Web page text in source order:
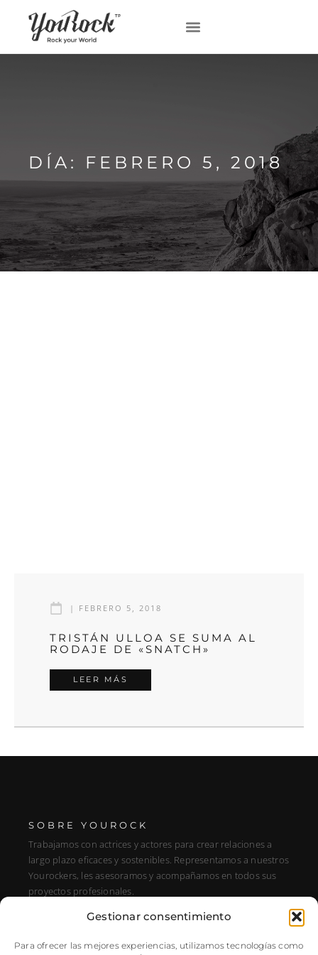
Gestionar consentimiento
Para ofrecer las mejores experiencias, utilizamos tecnologías como
DÍA: FEBRERO 5, 2018
| FEBRERO 5, 2018
TRISTÁN ULLOA SE SUMA AL
RODAJE DE «SNATCH»
LEER MÁS
SOBRE YOUROCK
Trabajamos con actrices y actores para crear relaciones a
largo plazo eficaces y sostenibles. Representamos a nuestros
Yourockers, les asesoramos y acompañamos en todos sus
proyectos profesionales.
DIRECCIÓN